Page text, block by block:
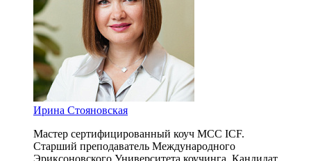
Ирина Стояновская
Мастер сертифицированный коуч MCC ICF.
Старший преподаватель Международного
Эриксоновского Университета коучинга. Кандидат